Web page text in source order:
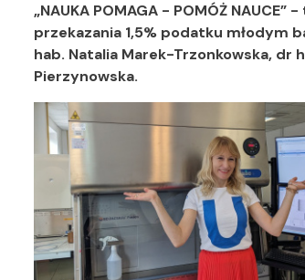
„NAUKA POMAGA - POMÓŻ
przekazania 1,5% podatku młodym
hab. Natalia Marek-Trzonkowska, dr
Pierzynowska.